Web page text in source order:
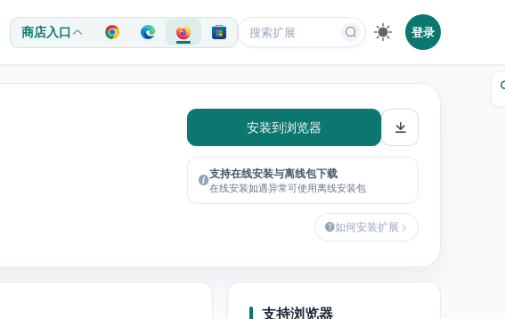
商店入口 登录
安装到浏览器
支持在线安装与离线包下载
在线安装如遇异常可使用离线安装包
如何安装扩展
支持浏览器